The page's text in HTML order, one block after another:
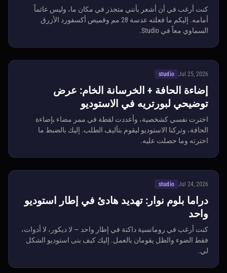
كنت أرغب في أن أشعر بأنني متجذر في مكان ما، وليس عائماً
أمامه. إليكم ما فعلته عدسة 28 مم وقميص أكسفورد الأزرق
السماوي معاً في Studio.
Jul 25, 2026
studio
إضاءة الحافة + الخرسانة الخام: عرض
توضيحي لبورتريه في الاستوديو
اخترت نفسي كشخصية، وأعددت لقطة في ممر مضاء بإضاءة
الحافة، وتركنا الاستوديو ليقوم بتأليف الطلب. إليك بالضبط ما
اخترته وما حصلت عليه.
Jul 24, 2026
studio
دراما بلوم نوار: تهديد هادئ في إطار استوديو
واحد
كنت أرغب في رومانسية داكنة في إطار واحد — لا ديكور، لا أدوات،
فقط الضوء والظل يقومان بالعمل. إليك كيف بنى استوديو الشكل
لي.